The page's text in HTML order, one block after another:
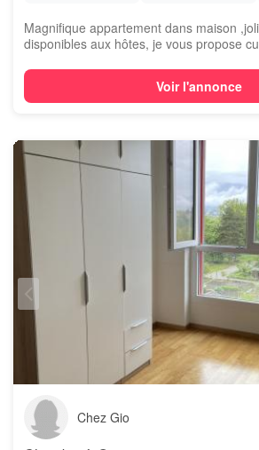
Magnifique appartement dans maison
disponibles aux hôtes, je vous propose
Voir l'annonce
Chez Gio